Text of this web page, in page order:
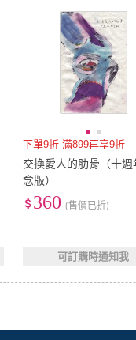
下單9折 滿899再享9折
交換愛人的肋骨（十週
念版）
360 (售價已折)
可訂購時通知我